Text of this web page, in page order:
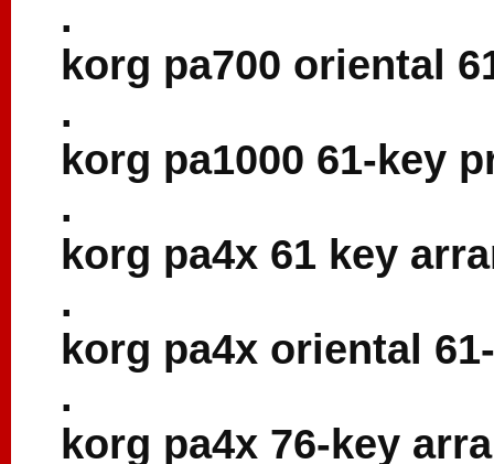
.
korg pa700 oriental
.
korg pa1000 61-key
.
korg pa4x 61 key
.
korg pa4x oriental
.
korg pa4x 76-key